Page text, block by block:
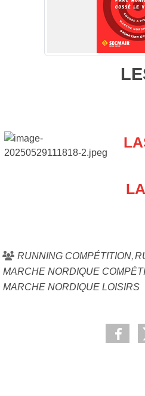
RUNNING COMPÉTITION
MARCHE NORDIQUE
MARCHE NORDIQUE LOISIRS